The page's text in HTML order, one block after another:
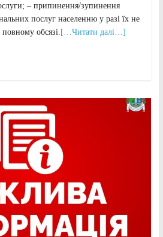
– припинення/зупинення
послуг населенню у разі їх не
обсязі. […Читати далі…]